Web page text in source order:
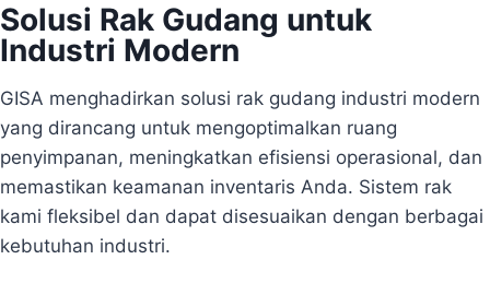
Solusi Rak Gudang untuk
Industri Modern
GISA menghadirkan solusi rak gudang industri modern
yang dirancang untuk mengoptimalkan ruang
penyimpanan, meningkatkan efisiensi operasional, dan
memastikan keamanan inventaris Anda. Sistem rak
kami fleksibel dan dapat disesuaikan dengan berbagai
kebutuhan industri.